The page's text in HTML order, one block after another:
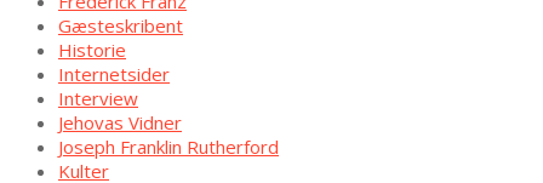
Gæsteskribent
Historie
Internetsider
Interview
Jehovas Vidner
Joseph Franklin Rutherford
Kulter